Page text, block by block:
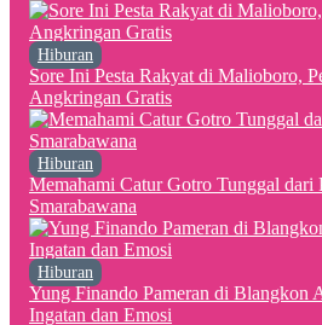
Hiburan
Sore Ini Pesta Rakyat di Malioboro,
Angkringan Gratis
Hiburan
Memahami Catur Gotro Tunggal dari
Smarabawana
Hiburan
Yung Finando Pameran di Blangkon
Ingatan dan Emosi